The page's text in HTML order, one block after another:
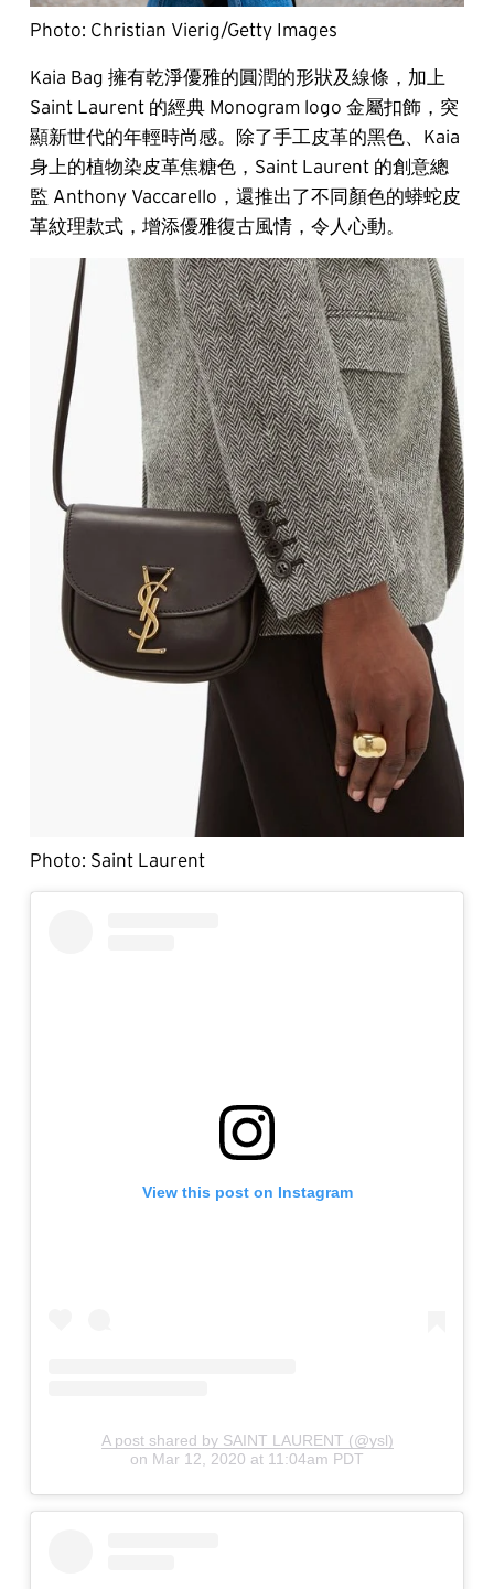
Photo: Christian Vierig/Getty Images
Kaia Bag 擁有乾淨優雅的圓潤的形狀及線條，加上
Saint Laurent 的經典 Monogram logo 金屬扣飾，突
顯新世代的年輕時尚感。除了手工皮革的黑色、Kaia
身上的植物染皮革焦糖色，Saint Laurent 的創意總
監 Anthony Vaccarello，還推出了不同顏色的蟒蛇皮
革紋理款式，增添優雅復古風情，令人心動。
Photo: Saint Laurent
View this post on Instagram
A post shared by SAINT LAURENT (@ysl)
on Mar 12, 2020 at 11:04am PDT